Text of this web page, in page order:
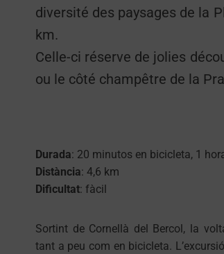
diversité des paysages de la
km.
Celle-ci réserve de jolies
ou le côté champêtre de la
Durada: 20 minutos en bicicleta, 1
Distància: 4,6 km
Dificultat: fàcil
Sortint de Cornellà del Bercol, la
tant a peu com en bicicleta.